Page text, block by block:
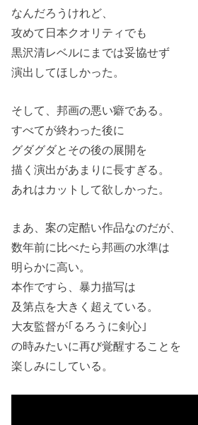
なんだろうけれど、
攻めて日本クオリティでも
黒沢清レベルにまでは妥協せず
演出してほしかった。
そして、邦画の悪い癖である。
すべてが終わった後に
グダグダとその後の展開を
描く演出があまりに長すぎる。
あれはカットして欲しかった。
まあ、案の定酷い作品なのだが、
数年前に比べたら邦画の水準は
明らかに高い。
本作ですら、暴力描写は
及第点を大きく超えている。
大友監督が｢るろうに剣心｣
の時みたいに再び覚醒することを
楽しみにしている。